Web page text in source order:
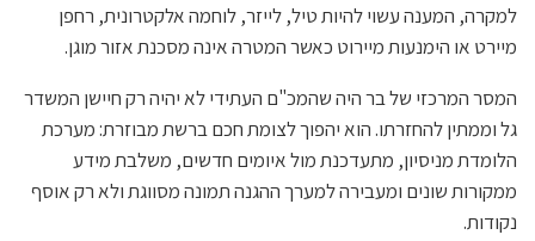
למקרה, המענה עשוי להיות טיל, לייזר, לוחמה אלקטרונית, רחפן
מיירט או הימנעות מיירוט כאשר המטרה אינה מסכנת אזור מוגן.
המסר המרכזי של בר היה שהמכ"ם העתידי לא יהיה רק חיישן המשדר
גל וממתין להחזרתו. הוא יהפוך לצומת חכם ברשת מבוזרת: מערכת
הלומדת מניסיון, מתעדכנת מול איומים חדשים, משלבת מידע
ממקורות שונים ומעבירה למערך ההגנה תמונה מסווגת ולא רק אוסף
נקודות.